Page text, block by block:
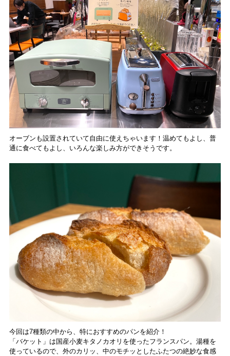
オーブンも設置されていて自由に使えちゃいます！温めてもよし、普
通に食べてもよし、いろんな楽しみ方ができそうです。
今回は7種類の中から、特におすすめのパンを紹介！
「バケット」は国産小麦キタノカオリを使ったフランスパン。湯種を
使っているので、外のカリッ、中のモチッとしたふたつの絶妙な食感